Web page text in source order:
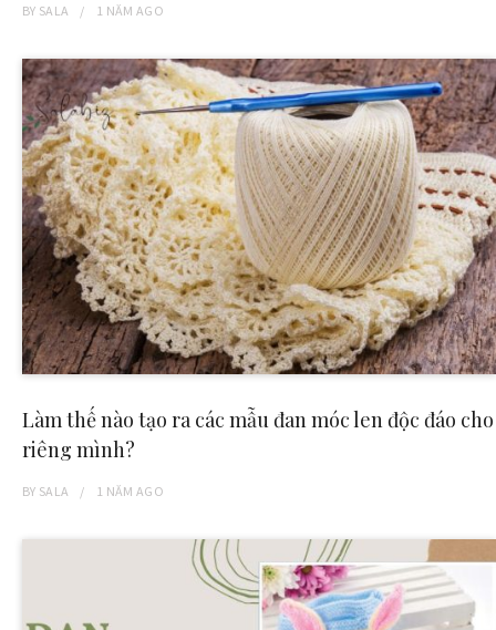
BY SALA 1 NĂM AGO
Làm thế nào tạo ra các mẫu đan móc len độc đáo cho
riêng mình?
BY SALA 1 NĂM AGO